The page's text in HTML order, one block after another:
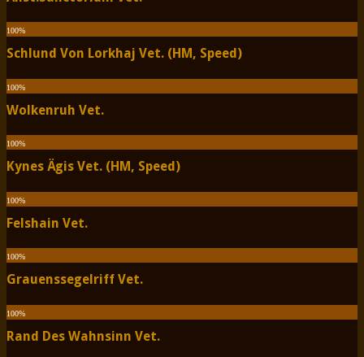
100%
Schlund Von Lorkhaj Vet. (HM, Speed)
100%
Wolkenruh Vet.
100%
Kynes Ägis Vet. (HM, Speed)
100%
Felshain Vet.
100%
Grauenssegelriff Vet.
100%
Rand Des Wahnsinn Vet.